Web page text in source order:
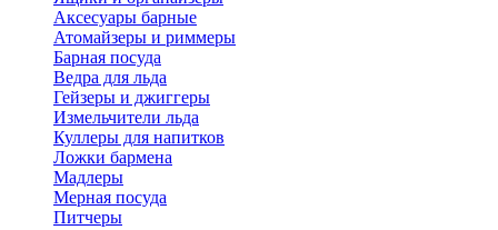
Аксесуары барные
Атомайзеры и риммеры
Барная посуда
Ведра для льда
Гейзеры и джиггеры
Измельчители льда
Куллеры для напитков
Ложки бармена
Мадлеры
Мерная посуда
Питчеры